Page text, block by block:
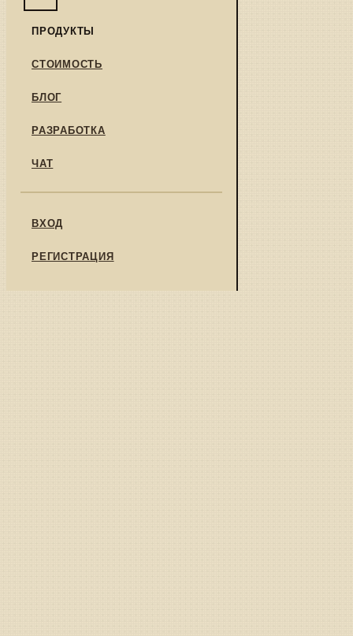
ПРОДУКТЫ
СТОИМОСТЬ
БЛОГ
РАЗРАБОТКА
ЧАТ
ВХОД
РЕГИСТРАЦИЯ